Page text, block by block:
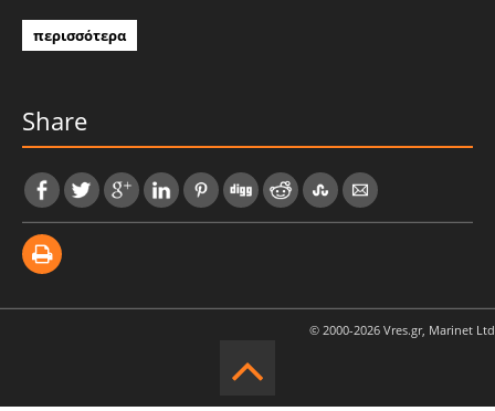
περισσότερα
Share
© 2000-2026 Vres.gr, Marinet Ltd